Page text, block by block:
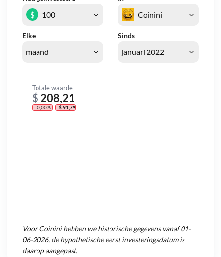
Elke Sinds
$
Totale waarde
$ 208,21
- 0,00% - $ 91,79
VoorCoininihebben we historische gegevens vanaf01-
06-2026, de hypothetische eerst investeringsdatum is
daarop aangepast.